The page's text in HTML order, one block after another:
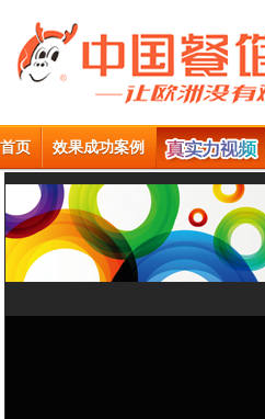
首页 效果成功案例